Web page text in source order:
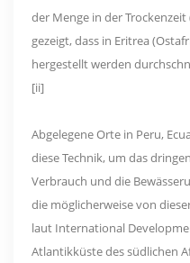
der Menge in der
gezeigt, dass in Eritrea
hergestellt werden
[ii]
Abgelegene Orte in Peru,
diese Technik, um das
Verbrauch und die
die möglicherweise von
laut International
Atlantikküste des südlichen